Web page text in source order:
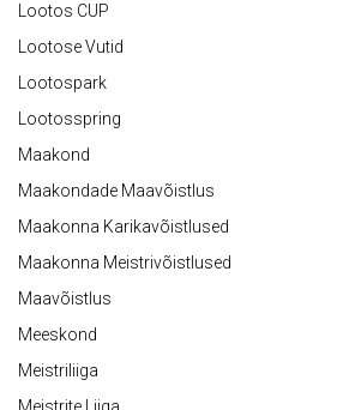
Lootos CUP
Lootose Vutid
Lootospark
Lootosspring
Maakond
Maakondade Maavõistlus
Maakonna Karikavõistlused
Maakonna Meistrivõistlused
Maavõistlus
Meeskond
Meistriliiga